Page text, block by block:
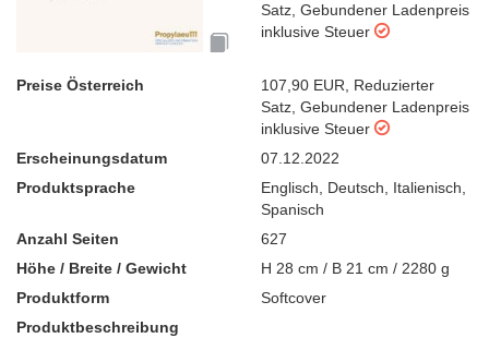
Satz Gebundener Ladenpreis
inklusive Steuer
Preise Österreich 107,90 EUR
Reduzierter
Satz Gebundener Ladenpreis
inklusive Steuer
Erscheinungsdatum
07.12.2022
Produktsprache
Englisch Deutsch Italienisch
Spanisch
Anzahl Seiten
627
Höhe / Breite / Gewicht
H 28 cm / B 21 cm / 2280 g
Produktform
Softcover
Produktbeschreibung